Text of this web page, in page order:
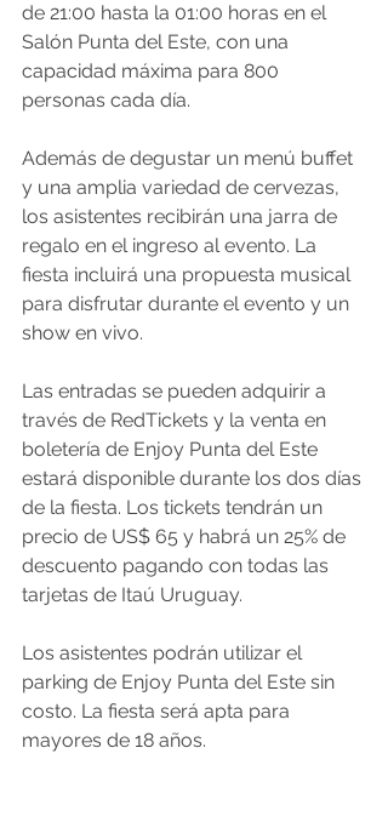
de 21:00 hasta la 01:00 horas en el
Salón Punta del Este, con una
capacidad máxima para 800
personas cada día.
Además de degustar un menú buffet
y una amplia variedad de cervezas,
los asistentes recibirán una jarra de
regalo en el ingreso al evento. La
fiesta incluirá una propuesta musical
para disfrutar durante el evento y un
show en vivo.
Las entradas se pueden adquirir a
través de RedTickets y la venta en
boletería de Enjoy Punta del Este
estará disponible durante los dos días
de la fiesta. Los tickets tendrán un
precio de US$ 65 y habrá un 25% de
descuento pagando con todas las
tarjetas de Itaú Uruguay.
Los asistentes podrán utilizar el
parking de Enjoy Punta del Este sin
costo. La fiesta será apta para
mayores de 18 años.